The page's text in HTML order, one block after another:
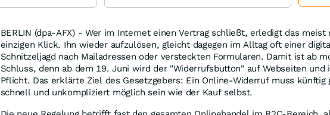
BERLIN (dpa-AFX) - Wer im Internet einen Vertrag schließt, erledigt das meist
einzigen Klick. Ihn wieder aufzulösen, gleicht dagegen im Alltag oft einer
Schnitzeljagd nach Mailadressen oder versteckten Formularen. Damit ist ab
Schluss, denn ab dem 19. Juni wird der "Widerrufsbutton" auf Webseiten und
Pflicht. Das erklärte Ziel des Gesetzgebers: Ein Online-Widerruf muss künftig
schnell und unkompliziert möglich sein wie der Kauf selbst.